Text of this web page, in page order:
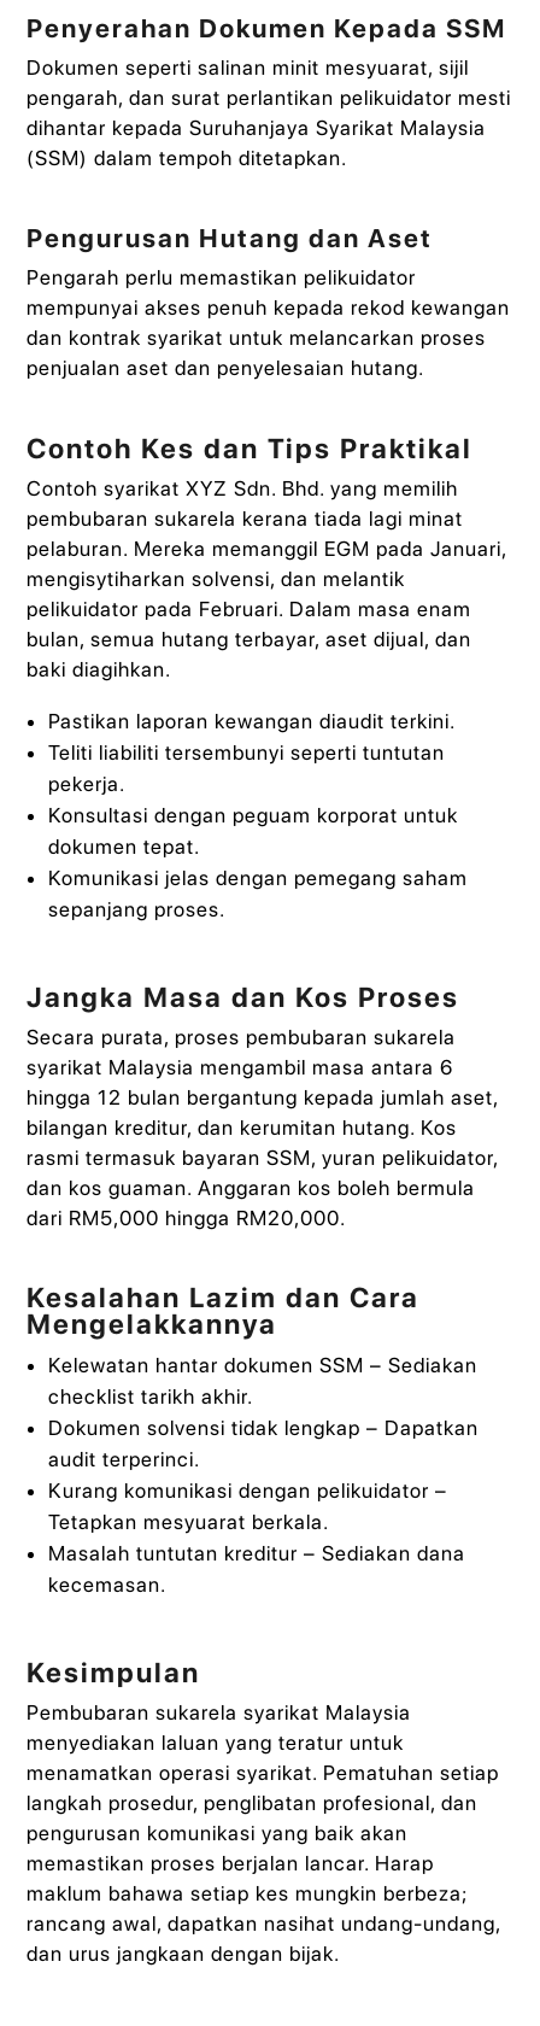
Penyerahan Dokumen Kepada SSM
Dokumen seperti salinan minit mesyuarat, sijil
pengarah, dan surat perlantikan pelikuidator mesti
dihantar kepada Suruhanjaya Syarikat Malaysia
(SSM) dalam tempoh ditetapkan.
Pengurusan Hutang dan Aset
Pengarah perlu memastikan pelikuidator
mempunyai akses penuh kepada rekod kewangan
dan kontrak syarikat untuk melancarkan proses
penjualan aset dan penyelesaian hutang.
Contoh Kes dan Tips Praktikal
Contoh syarikat XYZ Sdn. Bhd. yang memilih
pembubaran sukarela kerana tiada lagi minat
pelaburan. Mereka memanggil EGM pada Januari,
mengisytiharkan solvensi, dan melantik
pelikuidator pada Februari. Dalam masa enam
bulan, semua hutang terbayar, aset dijual, dan
baki diagihkan.
Pastikan laporan kewangan diaudit terkini.
Teliti liabiliti tersembunyi seperti tuntutan
pekerja.
Konsultasi dengan peguam korporat untuk
dokumen tepat.
Komunikasi jelas dengan pemegang saham
sepanjang proses.
Jangka Masa dan Kos Proses
Secara purata, proses pembubaran sukarela
syarikat Malaysia mengambil masa antara 6
hingga 12 bulan bergantung kepada jumlah aset,
bilangan kreditur, dan kerumitan hutang. Kos
rasmi termasuk bayaran SSM, yuran pelikuidator,
dan kos guaman. Anggaran kos boleh bermula
dari RM5,000 hingga RM20,000.
Kesalahan Lazim dan Cara
Mengelakkannya
Kelewatan hantar dokumen SSM – Sediakan
checklist tarikh akhir.
Dokumen solvensi tidak lengkap – Dapatkan
audit terperinci.
Kurang komunikasi dengan pelikuidator –
Tetapkan mesyuarat berkala.
Masalah tuntutan kreditur – Sediakan dana
kecemasan.
Kesimpulan
Pembubaran sukarela syarikat Malaysia
menyediakan laluan yang teratur untuk
menamatkan operasi syarikat. Pematuhan setiap
langkah prosedur, penglibatan profesional, dan
pengurusan komunikasi yang baik akan
memastikan proses berjalan lancar. Harap
maklum bahawa setiap kes mungkin berbeza;
rancang awal, dapatkan nasihat undang-undang,
dan urus jangkaan dengan bijak.